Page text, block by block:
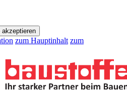
akzeptieren
zum Hauptinhalt zum